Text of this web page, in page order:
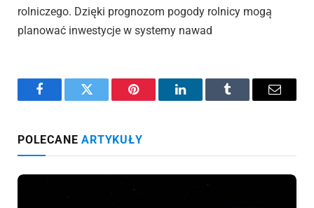
rolniczego. Dzięki prognozom pogody rolnicy mogą
planować inwestycje w systemy nawad
FacebookTwitter Pinterest LinkedInTumblr Email
POLECANEARTYKUŁY